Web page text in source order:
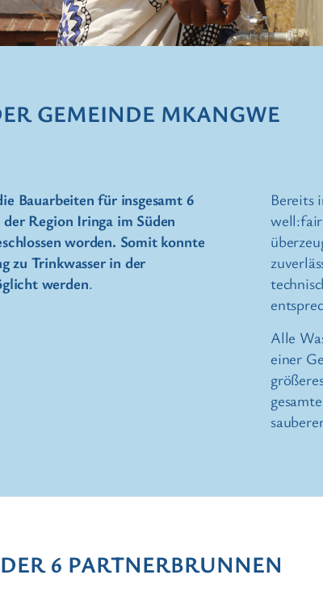
GEMEINDE MKANGWE
Bauarbeiten für insgesamt 6
Region Iringa im Süden
worden. Somit konnte
zu Trinkwasser in der
werden.
Bereits
Alle
einer
6 PARTNERBRUNNEN